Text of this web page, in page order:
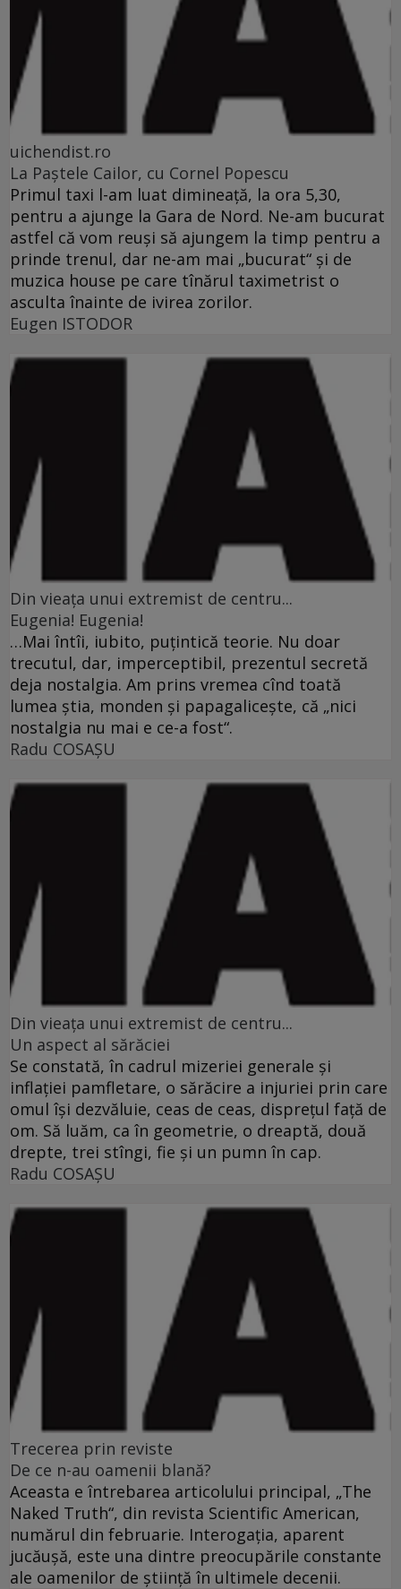
uichendist.ro
La Paştele Cailor, cu Cornel Popescu
Primul taxi l-am luat dimineaţă, la ora 5,30,
pentru a ajunge la Gara de Nord. Ne-am bucurat
astfel că vom reuşi să ajungem la timp pentru a
prinde trenul, dar ne-am mai „bucurat“ şi de
muzica house pe care tînărul taximetrist o
asculta înainte de ivirea zorilor.
Eugen ISTODOR
Din vieaţa unui extremist de centru...
Eugenia! Eugenia!
…Mai întîi, iubito, puţintică teorie. Nu doar
trecutul, dar, imperceptibil, prezentul secretă
deja nostalgia. Am prins vremea cînd toată
lumea ştia, monden şi papagaliceşte, că „nici
nostalgia nu mai e ce-a fost“.
Radu COSAŞU
Din vieaţa unui extremist de centru...
Un aspect al sărăciei
Se constată, în cadrul mizeriei generale şi
inflaţiei pamfletare, o sărăcire a injuriei prin care
omul îşi dezvăluie, ceas de ceas, dispreţul faţă de
om. Să luăm, ca în geometrie, o dreaptă, două
drepte, trei stîngi, fie şi un pumn în cap.
Radu COSAŞU
Trecerea prin reviste
De ce n-au oamenii blană?
Aceasta e întrebarea articolului principal, „The
Naked Truth“, din revista Scientific American,
numărul din februarie. Interogaţia, aparent
jucăuşă, este una dintre preocupările constante
ale oamenilor de ştiinţă în ultimele decenii.